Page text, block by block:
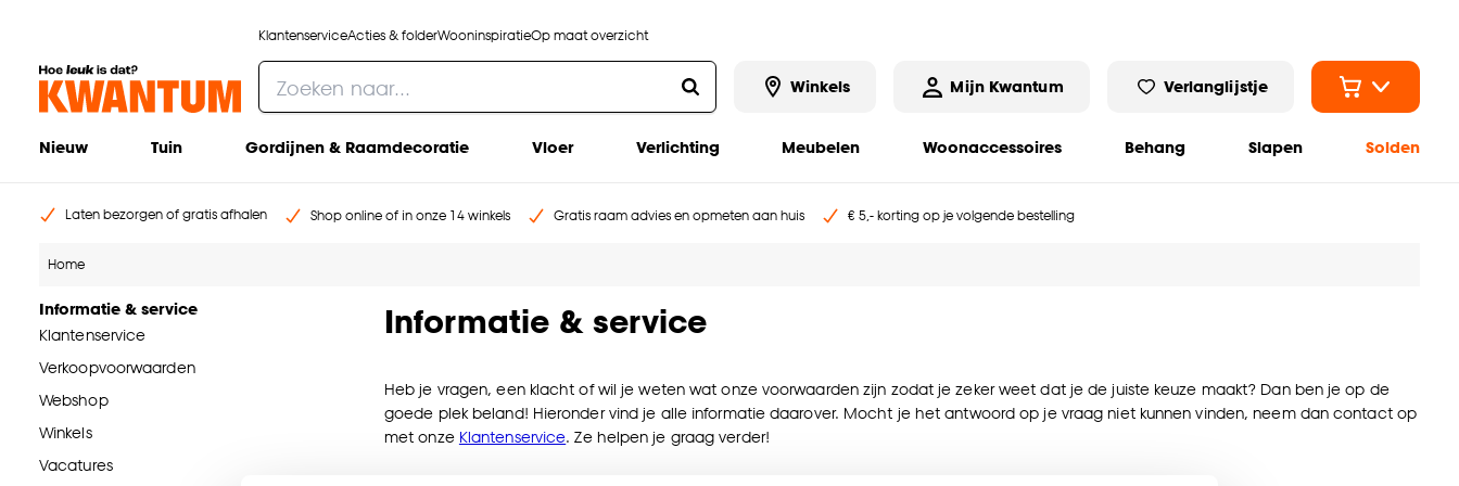
KlantenserviceActies & folderWooninspiratieOp maat overzicht
Winkels Mijn Kwantum Verlanglijstje
Nieuw Tuin Gordijnen & Raamdecoratie Vloer Verlichting Meubelen Woonaccessoires Behang Slapen Solden
Laten bezorgen of gratis afhalen Shop online of in onze 14 winkels Gratis raam advies en opmeten aan huis € 5,- korting op je volgende bestelling
Home
Informatie & service
Klantenservice
Verkoopvoorwaarden
Webshop
Winkels
Vacatures
Informatie & service
Heb je vragen, een klacht of wil je weten wat onze voorwaarden zijn zodat je zeker weet dat je de juiste keuze maakt? Dan ben je op de
goede plek beland! Hieronder vind je alle informatie daarover. Mocht je het antwoord op je vraag niet kunnen vinden, neem dan contact op
met onze Klantenservice. Ze helpen je graag verder!